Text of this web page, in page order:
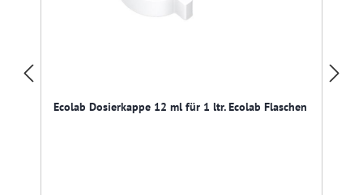
Ecolab Dosierkappe 12 ml für 1 ltr. Ecolab Flaschen